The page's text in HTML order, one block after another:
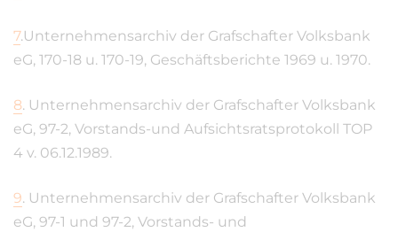
7.Unternehmensarchiv der Grafschafter Volksbank
eG, 170-18 u. 170-19, Geschäftsberichte 1969 u. 1970.
8. Unternehmensarchiv der Grafschafter Volksbank
eG, 97-2, Vorstands-und Aufsichtsratsprotokoll TOP
4 v. 06.12.1989.
9. Unternehmensarchiv der Grafschafter Volksbank
eG, 97-1 und 97-2, Vorstands- und